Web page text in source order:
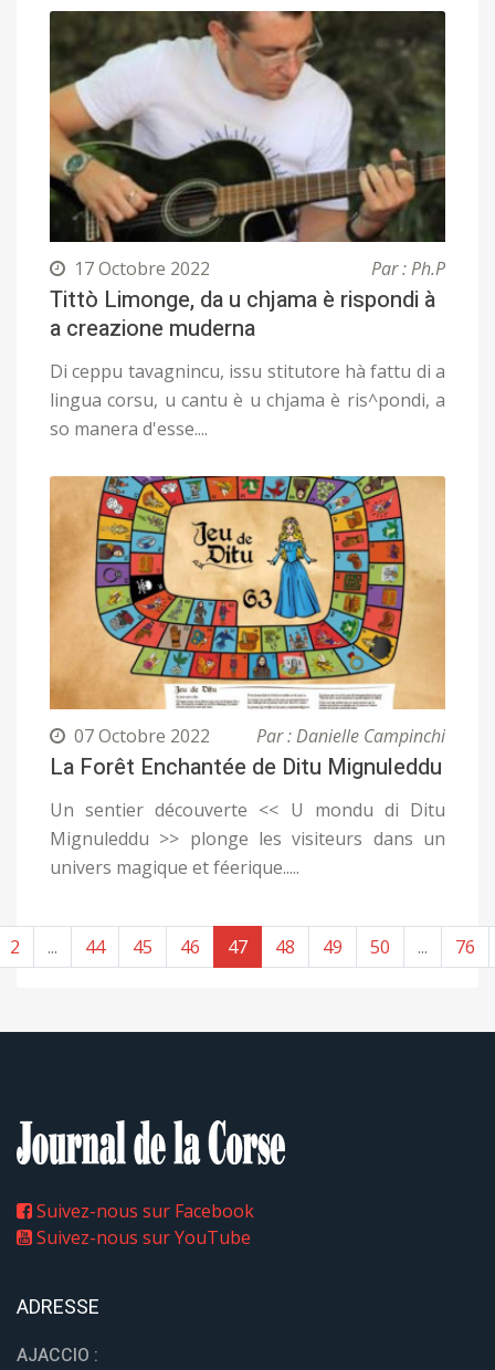
17 Octobre 2022 Par : Ph.P
Tittò Limonge, da u chjama è rispondi à
a creazione muderna
Di ceppu tavagnincu, issu stitutore hà fattu di a
lingua corsu, u cantu è u chjama è ris^pondi, a
so manera d'esse....
07 Octobre 2022 Par : Danielle Campinchi
La Forêt Enchantée de Ditu Mignuleddu
Un sentier découverte << U mondu di Ditu
Mignuleddu >> plonge les visiteurs dans un
univers magique et féerique.....
2 ... 44 45 46 47 48 49 50 ... 76
Suivez-nous sur Facebook
Suivez-nous sur YouTube
ADRESSE
AJACCIO :